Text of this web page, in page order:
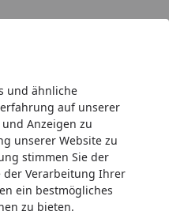
und ähnliche
auf unserer
Anzeigen zu
unserer Website zu
stimmen Sie der
der Verarbeitung Ihrer
ein bestmögliches
zu bieten.
Hotline
& Pool-
bis 468,99€)